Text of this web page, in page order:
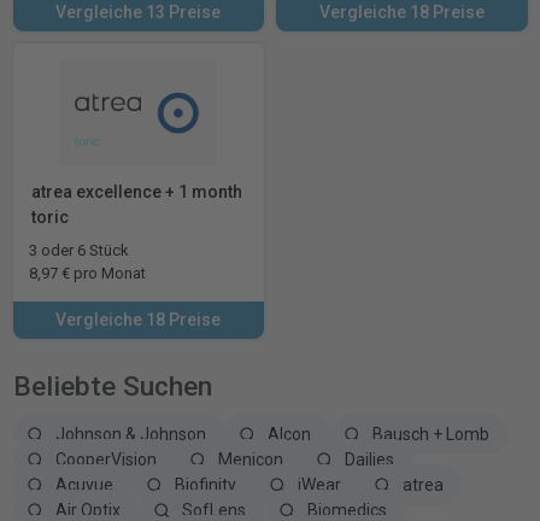
Vergleiche 13 Preise Vergleiche 18 Preise
atrea excellence + 1 month
toric
3 oder 6 Stück
8,97 € pro Monat
Vergleiche 18 Preise
Beliebte Suchen
Johnson & Johnson Alcon
Bausch + Lomb
CooperVision
Menicon
Dailies
Acuvue
Biofinity iWear
atrea
Air Optix
SofLens
Biomedics